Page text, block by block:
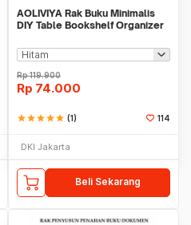
AOLIVIYA Rak Buku Minimalis
DIY Table Bookshelf Organizer
Rp119.900
Rp 74.000
starstarstarstarstar (1) 114
DKI Jakarta
Beli Sekarang